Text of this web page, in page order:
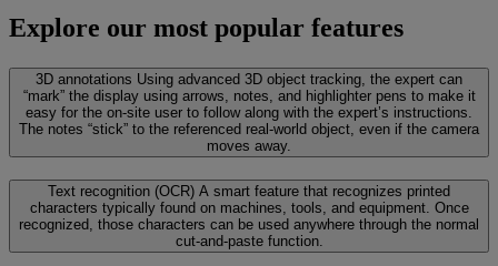
Explore our most popular features
3D annotations Using advanced 3D object tracking, the expert can
“mark” the display using arrows, notes, and highlighter pens to make it
easy for the on-site user to follow along with the expert’s instructions.
The notes “stick” to the referenced real-world object, even if the camera
moves away.
Text recognition (OCR) A smart feature that recognizes printed
characters typically found on machines, tools, and equipment. Once
recognized, those characters can be used anywhere through the normal
cut-and-paste function.